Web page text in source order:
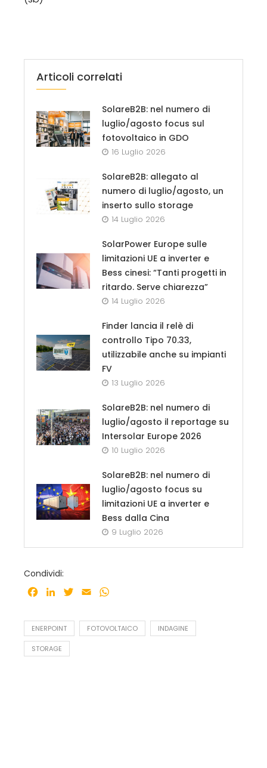
Articoli correlati
SolareB2B: nel numero di
luglio/agosto focus sul
fotovoltaico in GDO
16 Luglio 2026
SolareB2B: allegato al
numero di luglio/agosto, un
inserto sullo storage
14 Luglio 2026
SolarPower Europe sulle
limitazioni UE a inverter e
Bess cinesi: “Tanti progetti in
ritardo. Serve chiarezza”
14 Luglio 2026
Finder lancia il relè di
controllo Tipo 70.33,
utilizzabile anche su impianti
FV
13 Luglio 2026
SolareB2B: nel numero di
luglio/agosto il reportage su
Intersolar Europe 2026
10 Luglio 2026
SolareB2B: nel numero di
luglio/agosto focus su
limitazioni UE a inverter e
Bess dalla Cina
9 Luglio 2026
Condividi:
Facebook
LinkedInTwitter
Email
ENERPOINT FOTOVOLTAICO INDAGINE
STORAGE